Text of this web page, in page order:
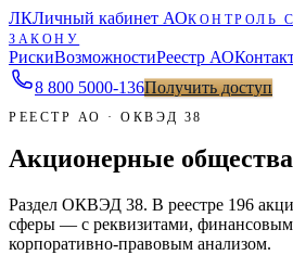
ЛКЛичный кабинет АОКОНТРОЛЬ
ЗАКОНУ
РискиВозможностиРеестр АО
8 800 5000-136Получить доступ
РЕЕСТР АО · ОКВЭД 38
Акционерные
Раздел ОКВЭД 38. В реестре 196
сферы — с реквизитами,
корпоративно-правовым анализом.